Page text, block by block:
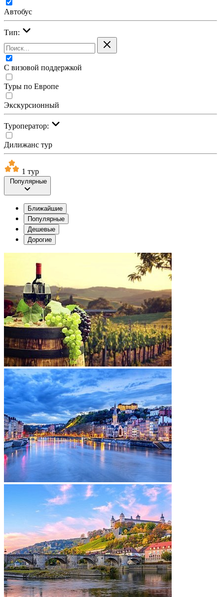
Автобус
Тип:
С визовой поддержкой
Туры по Европе
Экскурсионный
Туроператор:
Дилижанс тур
1 тур
Популярные
Ближайшие
Популярные
Дешевые
Дорогие